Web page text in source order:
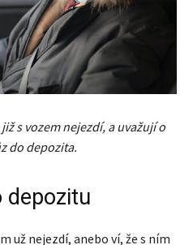
s vozem nejezdí, a uvažují o
do depozita.
depozitu
už nejezdí, anebo ví, že s ním